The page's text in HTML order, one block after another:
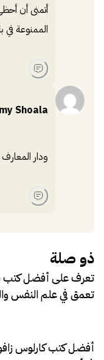
أتمنى أن
الممنوعة
Shoala
ودار
ذو صلة
تعرف على أفضل كتب
تعمق في علم النفس
أفضل كتب كارلوس